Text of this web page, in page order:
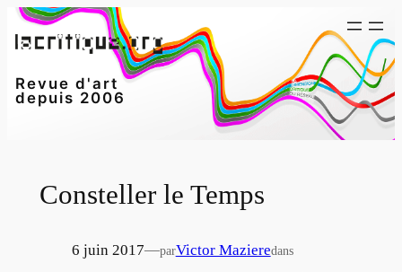
Aller
au
Revue d'art
depuis 2006
Consteller le Temps
6 juin 2017—parVictor Mazieredans